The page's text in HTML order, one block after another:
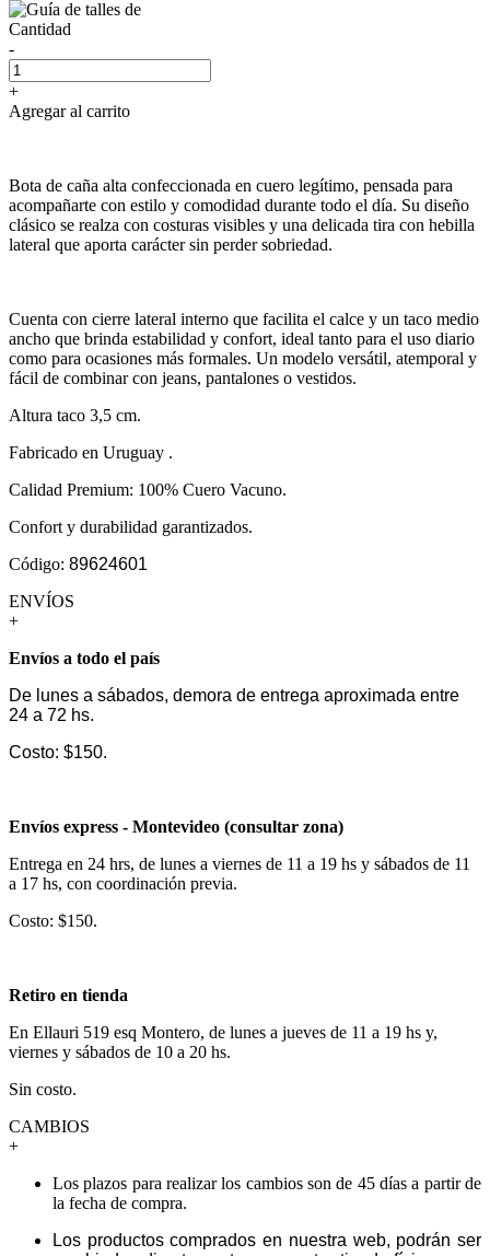
Cantidad
-
+
Agregar al carrito
Bota de caña alta confeccionada en cuero legítimo, pensada para
acompañarte con estilo y comodidad durante todo el día. Su diseño
clásico se realza con costuras visibles y una delicada tira con hebilla
lateral que aporta carácter sin perder sobriedad.
Cuenta con cierre lateral interno que facilita el calce y un taco medio
ancho que brinda estabilidad y confort, ideal tanto para el uso diario
como para ocasiones más formales. Un modelo versátil, atemporal y
fácil de combinar con jeans, pantalones o vestidos.
Altura taco 3,5 cm.
Fabricado en Uruguay .
Calidad Premium: 100% Cuero Vacuno.
Confort y durabilidad garantizados.
Código: 89624601
ENVÍOS
+
Envíos a todo el país
De lunes a sábados, demora de entrega aproximada entre
24 a 72 hs.
Costo: $150.
Envíos express - Montevideo (consultar zona)
Entrega en 24 hrs, de lunes a viernes de 11 a 19 hs y sábados de 11
a 17 hs, con coordinación previa.
Costo: $150.
Retiro en tienda
En Ellauri 519 esq Montero, de lunes a jueves de 11 a 19 hs y,
viernes y sábados de 10 a 20 hs.
Sin costo.
CAMBIOS
+
Los plazos para realizar los cambios son de 45 días a partir de
la fecha de compra.
Los productos comprados en nuestra web, podrán ser